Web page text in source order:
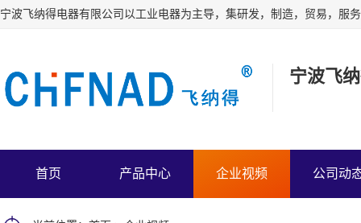
宁波飞
首页 产品中心 企业视频 公司动